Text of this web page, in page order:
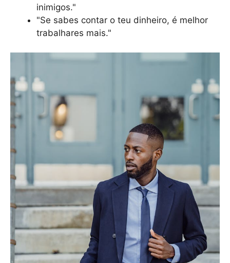
inimigos."
"Se sabes contar o teu dinheiro, é melhor
trabalhares mais."